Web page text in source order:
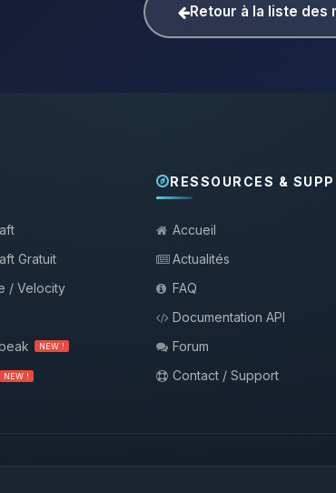
Retour à la liste des
Gratuit
/ Velocity
NEW !
NEW !
RESSOURCES &
Accueil
Actualités
FAQ
Documentation API
Forum
Contact / Support